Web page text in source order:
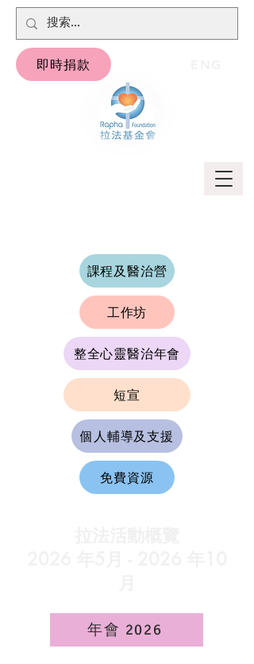
即時捐款
課程及醫治營
工作坊
整全心靈醫治年會
短宣
個人輔導及支援
免費資源
年會 2026